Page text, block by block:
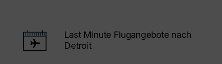
Last Minute Flugangebote nach
Detroit